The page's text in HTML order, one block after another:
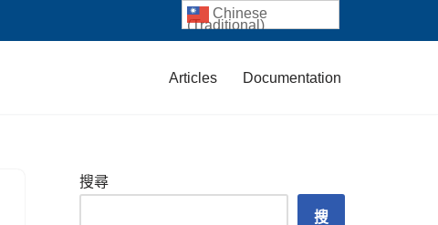
Articles Documentation
搜尋
搜
Chinese
(Traditional)